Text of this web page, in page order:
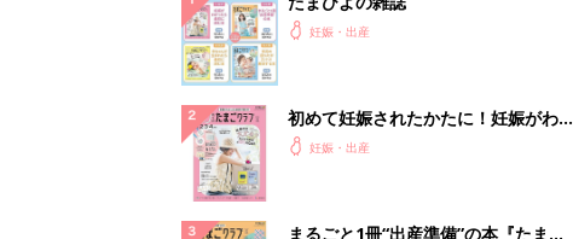
妊娠・出産
初めて妊娠されたかたに！妊娠がわか
ったら最初に読む本『初めてのたまご
妊娠・出産
まるごと1冊“出産準備”の本『たまご